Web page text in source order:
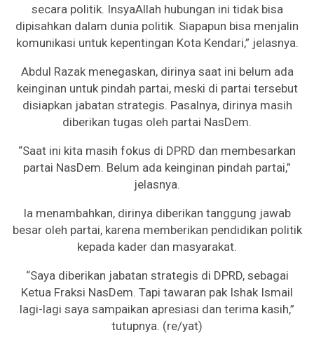
secara politik. InsyaAllah hubungan ini tidak bisa
dipisahkan dalam dunia politik. Siapapun bisa menjalin
komunikasi untuk kepentingan Kota Kendari,” jelasnya.
Abdul Razak menegaskan, dirinya saat ini belum ada
keinginan untuk pindah partai, meski di partai tersebut
disiapkan jabatan strategis. Pasalnya, dirinya masih
diberikan tugas oleh partai NasDem.
“Saat ini kita masih fokus di DPRD dan membesarkan
partai NasDem. Belum ada keinginan pindah partai,”
jelasnya.
Ia menambahkan, dirinya diberikan tanggung jawab
besar oleh partai, karena memberikan pendidikan politik
kepada kader dan masyarakat.
“Saya diberikan jabatan strategis di DPRD, sebagai
Ketua Fraksi NasDem. Tapi tawaran pak Ishak Ismail
lagi-lagi saya sampaikan apresiasi dan terima kasih,”
tutupnya. (re/yat)